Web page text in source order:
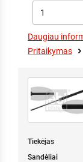
Daugiau
Pritaikymas
Tiekėjas
Sandėliai